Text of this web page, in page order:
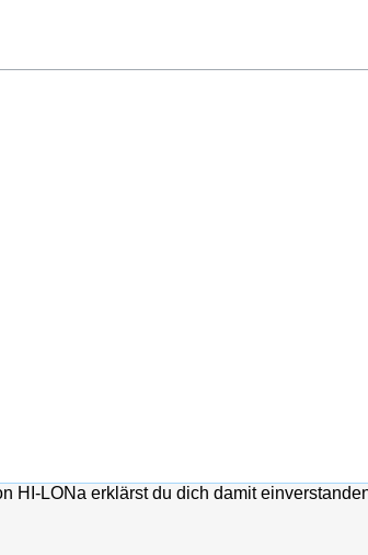
LONa erklärst du dich damit